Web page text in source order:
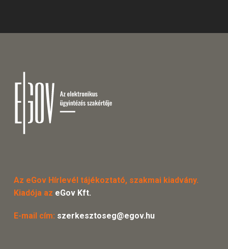
Az eGov Hírlevél tájékoztató, szakmai kiadvány.
Kiadója az eGov Kft.
E-mail cím: szerkesztoseg@egov.hu